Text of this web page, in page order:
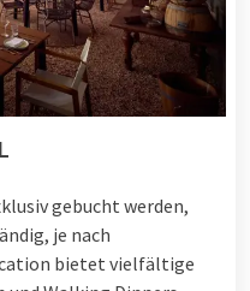
gebucht werden,
je nach
bietet vielfältige